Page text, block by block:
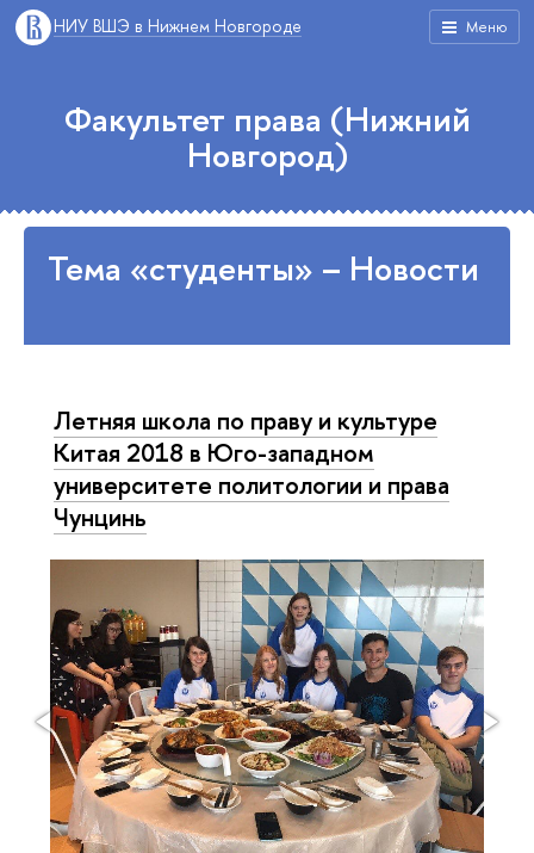
Меню
НИУ ВШЭ в Нижнем Новгороде
Факультет права (Нижний
Новгород)
Тема «студенты» – Новости
Летняя школа по праву и культуре
Китая 2018 в Юго-западном
университете политологии и права
Чунцинь